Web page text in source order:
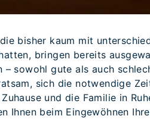
bisher kaum mit
bringen bereits
sowohl gute als auch
sich die notwendige
und die Familie in
Ihnen beim Eingewöhnen